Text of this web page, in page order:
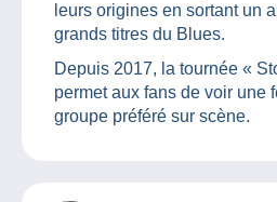
leurs origines en sortant un
grands titres du Blues.
Depuis 2017, la tournée «
permet aux fans de voir une
groupe préféré sur scène.